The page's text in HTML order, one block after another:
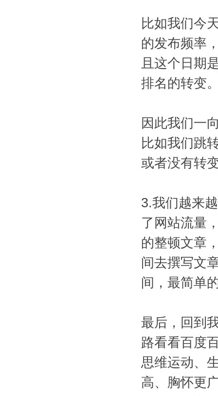
比如我们今
的发布频率
且这个日期
排名的转变
因此我们一
比如我们跳
或者没有转
3.我们越来
了网站流量
的整顿文章
间去撰写文
间，最简单
最后，回到
路看看百度
思维运动、
高、胸怀更